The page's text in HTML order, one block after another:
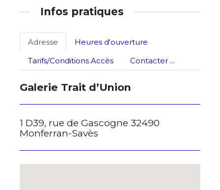
J'accepte les termes et conditions
* Champ obligatoire
Infos pratiques
Adresse
Heures d'ouverture
Tarifs/Conditions Accès
Contacter ...
Galerie Trait d’Union
1 D39, rue de Gascogne 32490
Monferran-Savès